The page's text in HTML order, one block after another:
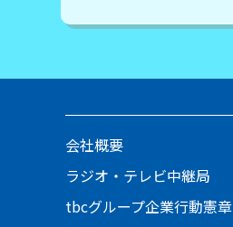
会社概要
ラジオ・テレビ中継局
tbcグループ企業行動憲章